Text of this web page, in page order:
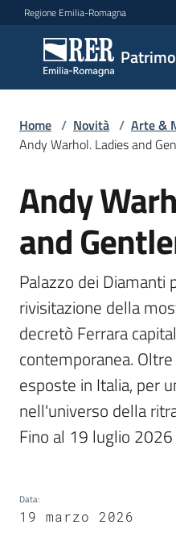
Vai al contenuto
Vai alla navigazione
Vai al footer
Regione Emilia-Romagna
Patrimonio
culturale
Argomenti
Novità
Servizi
Leggi
Atti
Bandi
Piani
Programmi
Progetti
Home / Novità / Arte &
Andy Warhol. Ladies and
Salta al contenuto
Andy
and
Palazzo dei Diamanti
rivisitazione della
decretò Ferrara
contemporanea.
esposte in Italia, per
nell'universo della
Fino al 19 luglio 2026
Data:
19 marzo 2026